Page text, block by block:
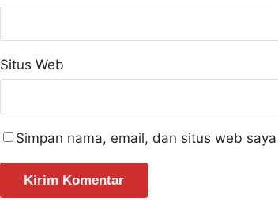
Situs Web
Simpan nama, email, dan situs web